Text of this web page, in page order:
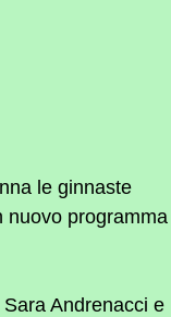
le ginnaste
nuovo programma
Andrenacci e